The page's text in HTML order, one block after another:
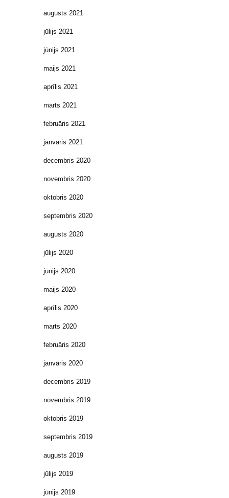
augusts 2021
jūlijs 2021
jūnijs 2021
maijs 2021
aprīlis 2021
marts 2021
februāris 2021
janvāris 2021
decembris 2020
novembris 2020
oktobris 2020
septembris 2020
augusts 2020
jūlijs 2020
jūnijs 2020
maijs 2020
aprīlis 2020
marts 2020
februāris 2020
janvāris 2020
decembris 2019
novembris 2019
oktobris 2019
septembris 2019
augusts 2019
jūlijs 2019
jūnijs 2019